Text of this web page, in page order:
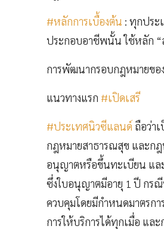
#หลักการเบื้องต้น : ทุกประ
ประกอบอาชีพนั้น ใช้หลัก “
การพัฒนากรอบกฎหมายขอ
แนวทางแรก #เปิดเสรี
#ประเทศนิวซีแลนด์ ถือว่า
กฎหมายสาธารณสุข และก
อนุญาตหรือขึ้นทะเบียน แล
ซึ่งใบอนุญาตมีอายุ 1 ปี กร
ควบคุมโดยมีกำหนดมาตรก
การให้บริการได้ทุกเมื่อ แล